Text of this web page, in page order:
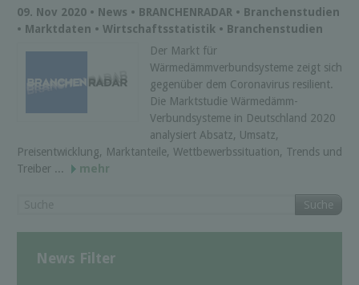
09. Nov 2020 • News • BRANCHENRADAR • Branchenstudien
• Marktdaten • Wirtschaftsstatistik • Branchenstudien
Der Markt für
Wärmedämmverbundsysteme zeigt sich
gegenüber dem Coronavirus resilient.
Die Marktstudie Wärmedämm-
Verbundsysteme in Deutschland 2020
analysiert Absatz, Umsatz,
Preisentwicklung, Marktanteile, Wettbewerbssituation, Trends und
Treiber ...
mehr
Suche
News Filter